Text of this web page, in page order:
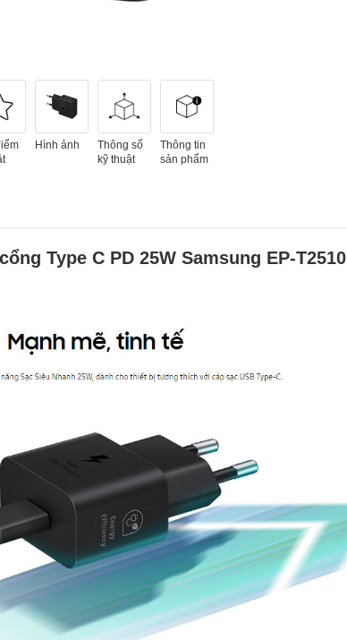
Hình ảnh
Thông số
kỹ thuật
Thông tin
sản phẩm
Type C PD 25W Samsung EP-T2510